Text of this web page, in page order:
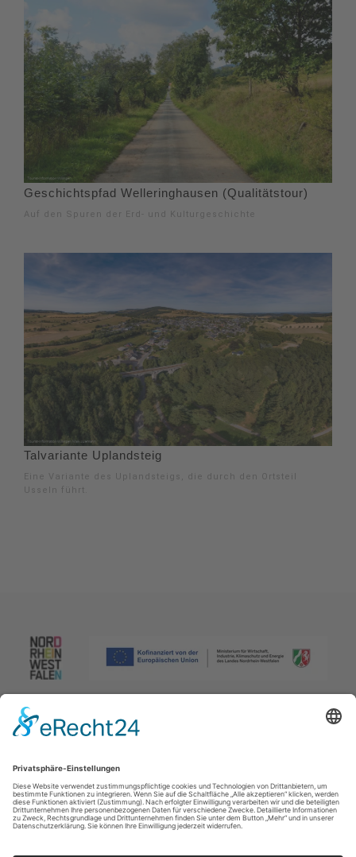
Geschichtspfad Welleringhausen (Qualitätstour)
Auf den Spuren der Erd- und Kulturgeschichte
Talvariante Uplandsteig
Eine Variante des Uplandsteigs, die durch den Ortsteil
Usseln führt.
Impressum|Datenschutzerklärung|Barrierefreiheitserklärung|
Kontakt